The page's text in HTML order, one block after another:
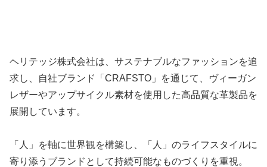
ヘリテッジ株式会社は、サステナブルなファッションを追
求し、自社ブランド「CRAFSTO」を通じて、ヴィーガン
レザーやアップサイクル素材を使用した高品質な革製品を
展開しています。
「人」を軸に世界観を構築し、「人」のライフスタイルに
寄り添うブランドとして持続可能なものづくりを重視。